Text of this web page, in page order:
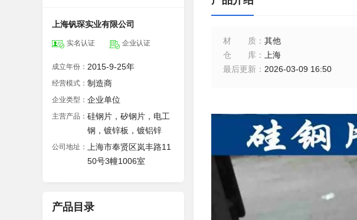
上海钒琛实业有限公司
实名认证 企业认证
成立年份： 2015-9-25年
经营模式： 制造商
企业类型： 企业单位
主营产品： 硅钢片，矽钢片，电工
钢，镀锌板，镀铝锌
公司地址：
上海市奉贤区岚丰路11
50号3幢1006室
产品目录
材质 ： 其他
仓库 ： 上海
最后更新 ： 2026-03-09 16:50